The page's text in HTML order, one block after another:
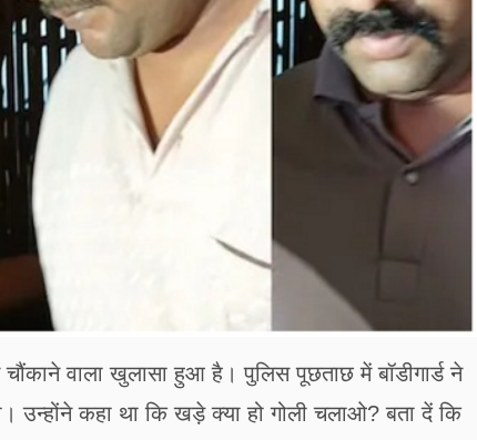
वाला खुलासा हुआ है। पुलिस पूछताछ में बॉडीगार्ड ने
उन्होंने कहा था कि खड़े क्या हो गोली चलाओ? बता दें कि